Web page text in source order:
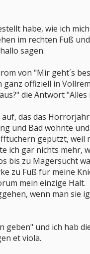
habe, wie ich
im rechten Fuß
sagen.
von "Mir geht´s
offiziell in
die Antwort
das das
und Bad wohnte
geputzt,
ich gar nichts mehr,
bis zu Magersucht
zu Fuß für meine
mein einzige Halt.
wenn man
und ich hab
et viola.